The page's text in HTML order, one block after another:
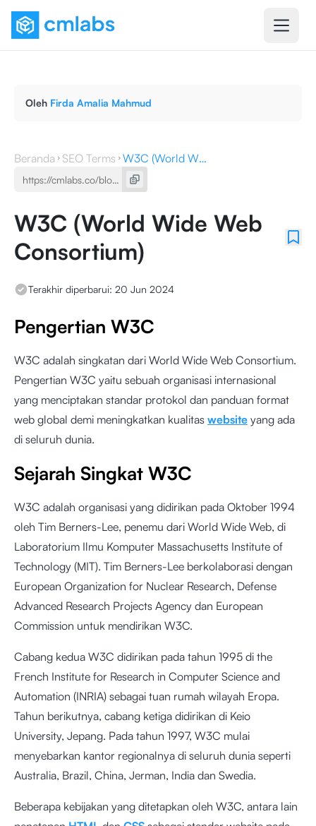
Oleh Firda Amalia Mahmud
Beranda SEO Terms W3C (World Wide Web Consortium)
W3C (World Wide Web
Consortium)
Terakhir diperbarui: 20 Jun 2024
Pengertian W3C
W3C adalah singkatan dari World Wide Web Consortium.
Pengertian W3C yaitu sebuah organisasi internasional
yang menciptakan standar protokol dan panduan format
web global demi meningkatkan kualitas website yang ada
di seluruh dunia.
Sejarah Singkat W3C
W3C adalah organisasi yang didirikan pada Oktober 1994
oleh Tim Berners-Lee, penemu dari World Wide Web, di
Laboratorium Ilmu Komputer Massachusetts Institute of
Technology (MIT). Tim Berners-Lee berkolaborasi dengan
European Organization for Nuclear Research, Defense
Advanced Research Projects Agency dan European
Commission untuk mendirikan W3C.
Cabang kedua W3C didirikan pada tahun 1995 di the
French Institute for Research in Computer Science and
Automation (INRIA) sebagai tuan rumah wilayah Eropa.
Tahun berikutnya, cabang ketiga didirikan di Keio
University, Jepang. Pada tahun 1997, W3C mulai
menyebarkan kantor regionalnya di seluruh dunia seperti
Australia, Brazil, China, Jerman, India dan Swedia.
Beberapa kebijakan yang ditetapkan oleh W3C, antara lain